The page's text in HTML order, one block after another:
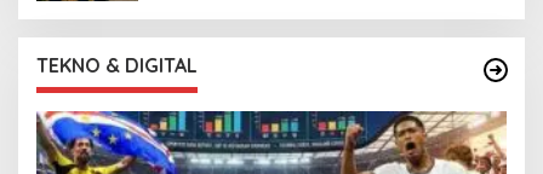
TEKNO & DIGITAL